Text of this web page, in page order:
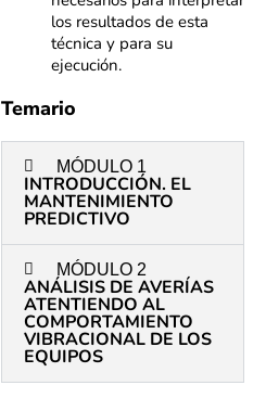
los resultados de esta
técnica y para su
ejecución.
Temario
MÓDULO 1
INTRODUCCIÓN. EL
MANTENIMIENTO
PREDICTIVO
MÓDULO 2
ANÁLISIS DE AVERÍAS
ATENTIENDO AL
COMPORTAMIENTO
VIBRACIONAL DE LOS
EQUIPOS